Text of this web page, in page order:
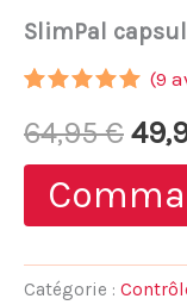
SlimPal
sur 5
basé sur
notations
client
(9
64,95€ Le
prix
Catégorie :